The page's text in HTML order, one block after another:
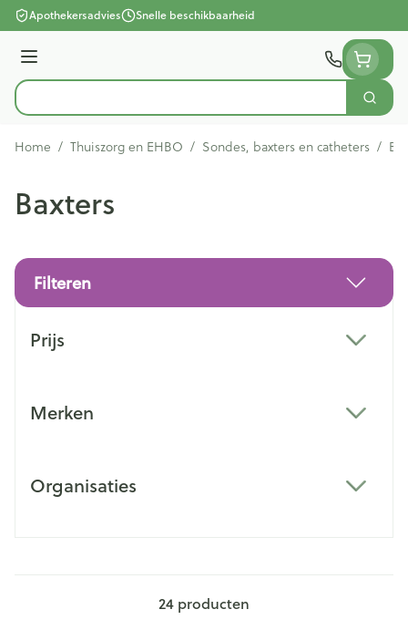
Ga naar de inhoud
Apothekersadvies Snelle beschikbaarheid
Menu
Product, merk, categorie...
Zoek
Home / Thuiszorg en EHBO / Sondes, baxters en catheters /
Baxters
Filteren
Prijs
Merken
Organisaties
24 producten